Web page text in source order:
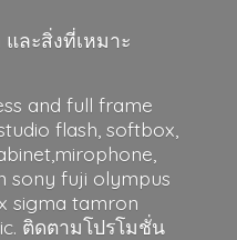
ละสิ่งที่เหมาะ
and full frame
flash, softbox,
sony fuji olympus
sigma tamron
ติดตามโปรโมชั่น